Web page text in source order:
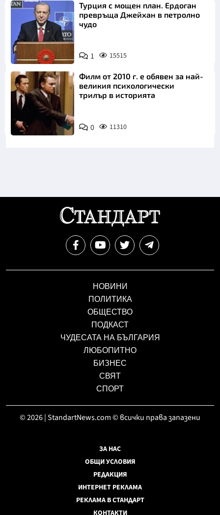
Турция с мощен план. Ердоган
превръща Джейхан в петролно
чудо
1 15515
Филм от 2010 г. е обявен за най-
великия психологически
трилър в историята
0 11310
НОВИНИ
ПОЛИТИКА
ОБЩЕСТВО
ПОДКАСТ
ЧУДЕСАТА НА БЪЛГАРИЯ
ЛЮБОПИТНО
БИЗНЕС
СВЯТ
СПОРТ
© 2026 | StandartNews.com © всички права запазени
ЗА НАС
ОБЩИ УСЛОВИЯ
РЕДАКЦИЯ
ИНТЕРНЕТ РЕКЛАМА
РЕКЛАМА В СТАНДАРТ
КОНТАКТИ